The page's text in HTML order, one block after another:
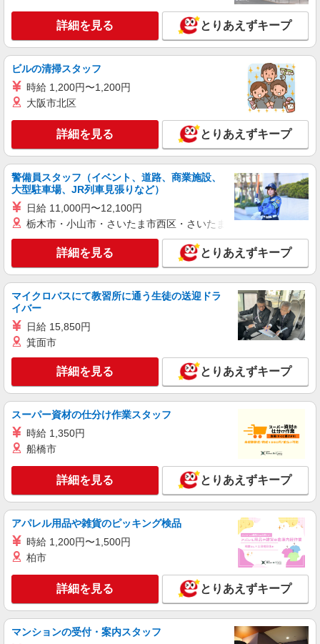
詳細を見る とりあえずキープ
ビルの清掃スタッフ
時給 1,200円〜1,200円
大阪市北区
詳細を見る とりあえずキープ
警備員スタッフ（イベント、道路、商業施設、
大型駐車場、JR列車見張りなど）
日給 11,000円〜12,100円
栃木市・小山市・さいたま市西区・さいたま市岩槻区・久喜市・
詳細を見る とりあえずキープ
マイクロバスにて教習所に通う生徒の送迎ドラ
イバー
日給 15,850円
箕面市
詳細を見る とりあえずキープ
スーパー資材の仕分け作業スタッフ
時給 1,350円
船橋市
詳細を見る とりあえずキープ
アパレル用品や雑貨のピッキング検品
時給 1,200円〜1,500円
柏市
詳細を見る とりあえずキープ
マンションの受付・案内スタッフ